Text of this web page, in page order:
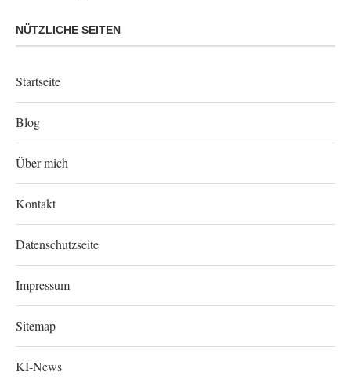
NÜTZLICHE SEITEN
Startseite
Blog
Über mich
Kontakt
Datenschutzseite
Impressum
Sitemap
KI-News